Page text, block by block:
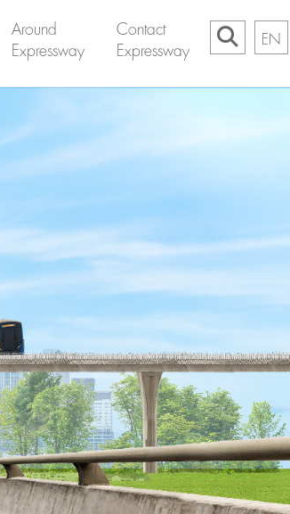
EN
Around
Expressway
Contact
Expressway